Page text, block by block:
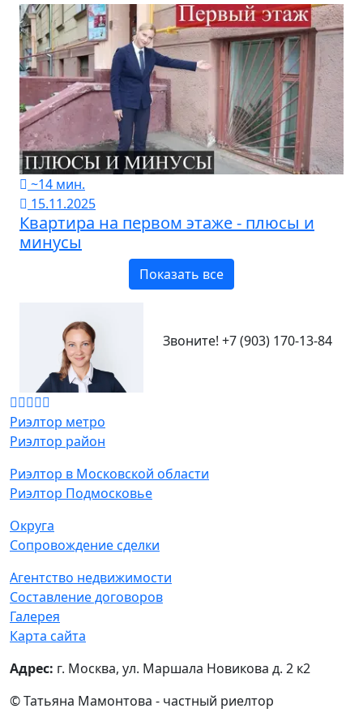
~14 мин.
15.11.2025
Квартира на первом этаже - плюсы и
минусы
Показать все
Звоните! +7 (903) 170-13-84
Риэлтор метро
Риэлтор район
Риэлтор в Московской области
Риэлтор Подмосковье
Округа
Сопровождение сделки
Агентство недвижимости
Составление договоров
Галерея
Карта сайта
Адрес: г. Москва, ул. Маршала Новикова д. 2 к2
© Татьяна Мамонтова - частный риелтор